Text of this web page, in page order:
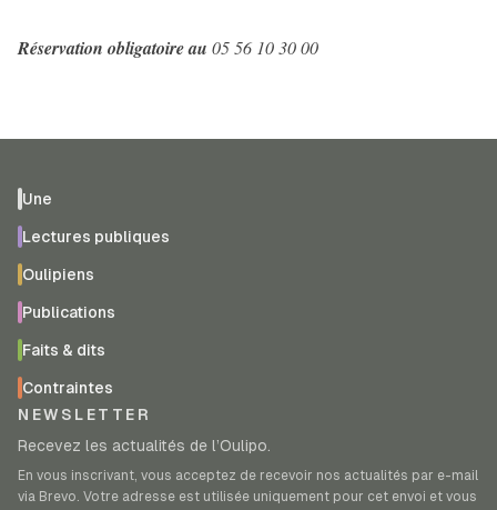
Réservation obligatoire au 05 56 10 30 00
Une
Lectures publiques
Oulipiens
Publications
Faits & dits
Contraintes
NEWSLETTER
Recevez les actualités de l’Oulipo.
En vous inscrivant, vous acceptez de recevoir nos actualités par e-mail
via Brevo. Votre adresse est utilisée uniquement pour cet envoi et vous